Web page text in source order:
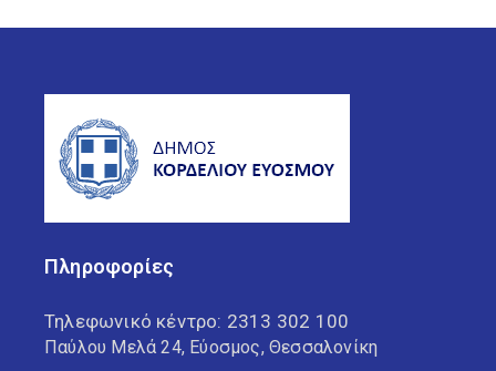
Πληροφορίες
Τηλεφωνικό κέντρο: 2313 302 100
Παύλου Μελά 24, Εύοσμος, Θεσσαλονίκη